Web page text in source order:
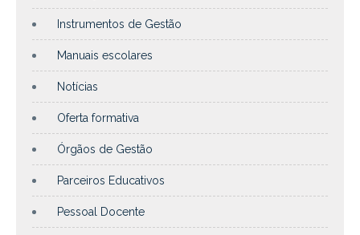
Instrumentos de Gestão
Manuais escolares
Notícias
Oferta formativa
Órgãos de Gestão
Parceiros Educativos
Pessoal Docente